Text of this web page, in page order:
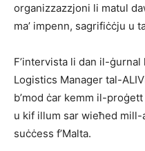
organizzazzjoni li matul
ma’ impenn, sagrifiċċju u
F’intervista li dan il-ġurnal
Logistics Manager tal-
b’mod ċar kemm il-
u kif illum sar wieħed
suċċess f’Malta.